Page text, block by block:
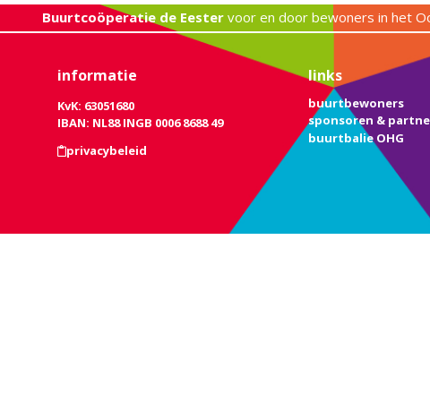
Buurtcoöperatie de Eestervoor en door bewoners in het
informatie
KvK: 63051680
IBAN: NL88 INGB 0006 8688 49
privacybeleid
links
buurtbewoners
sponsoren &
buurtbalie OHG